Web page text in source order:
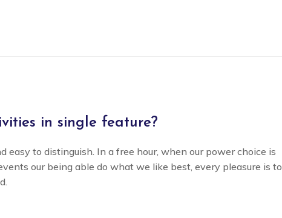
in single feature?
easy to distinguish. In a free hour, when our power choice is
our being able do what we like best, every pleasure is to